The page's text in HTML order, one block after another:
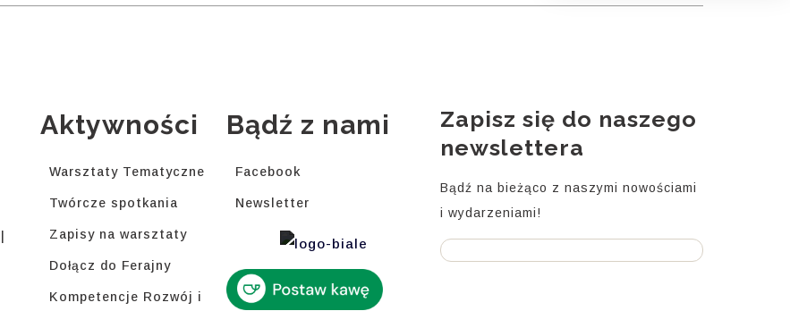
Aktywności
Warsztaty Tematyczne
Twórcze spotkania
Zapisy na warsztaty
Dołącz do Ferajny
Kompetencje Rozwój i
Bądź z nami
Facebook
Newsletter
Zapisz się do naszego
newslettera
Bądź na bieżąco z naszymi nowościami
i wydarzeniami!